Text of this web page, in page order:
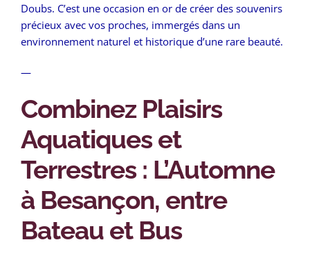
Doubs. C’est une occasion en or de créer des souvenirs
précieux avec vos proches, immergés dans un
environnement naturel et historique d’une rare beauté.
—
Combinez Plaisirs
Aquatiques et
Terrestres : L’Automne
à Besançon, entre
Bateau et Bus